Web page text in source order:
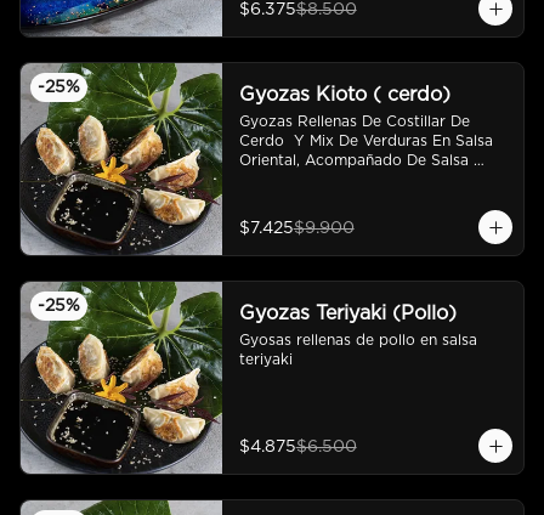
$6.375$8.500
-25% Gyozas Kioto ( cerdo)
Gyozas Rellenas De Costillar De
Cerdo  Y Mix De Verduras En Salsa
Oriental, Acompañado De Salsa
$7.425$9.900
-25% Gyozas Teriyaki (Pollo)
Gyosas rellenas de pollo en salsa
teriyaki
$4.875$6.500